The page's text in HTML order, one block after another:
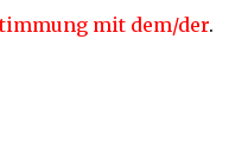
mit dem/der.